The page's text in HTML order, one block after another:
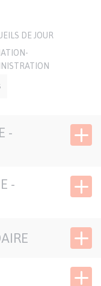
DE JOUR
SOLIDAIRES
LOCALES
-
-